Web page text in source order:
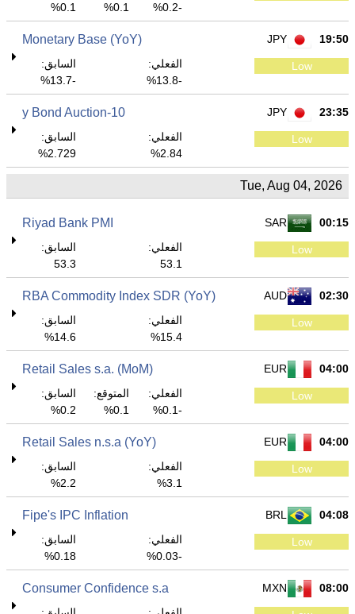
-0.2%
0.1%
0.1%
19:50
JPY
Monetary Base (YoY)
Low
الفعلي:
-13.8%
السابق:
-13.7%
23:35
JPY
10-y Bond Auction
Low
الفعلي:
2.84%
السابق:
2.729%
Tue, Aug 04, 2026
00:15
SAR
Riyad Bank PMI
Low
الفعلي:
53.1
السابق:
53.3
02:30
AUD
RBA Commodity Index SDR (YoY)
Low
الفعلي:
15.4%
السابق:
14.6%
04:00
EUR
Retail Sales s.a. (MoM)
Low
الفعلي:
-0.1%
المتوقع:
0.1%
السابق:
0.2%
04:00
EUR
Retail Sales n.s.a (YoY)
Low
الفعلي:
3.1%
السابق:
2.2%
04:08
BRL
Fipe's IPC Inflation
Low
الفعلي:
-0.03%
السابق:
0.18%
08:00
MXN
Consumer Confidence s.a